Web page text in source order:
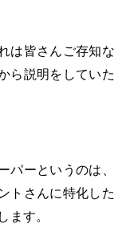
は皆さんご存知な
ら説明をしていた
パーというのは、
トさんに特化した
ます。